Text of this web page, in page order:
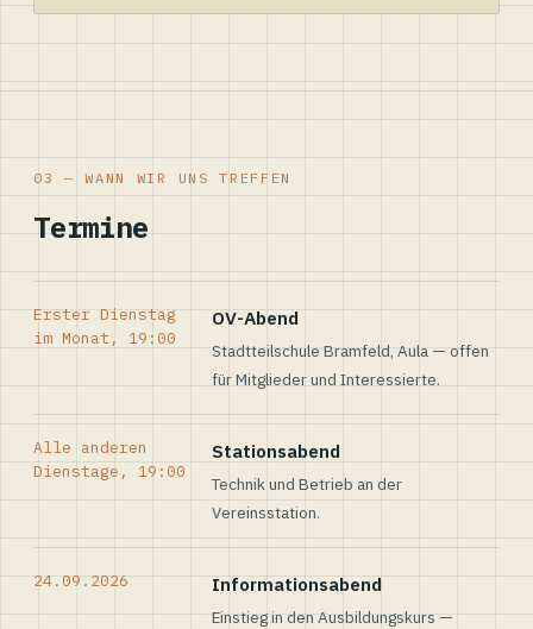
03 — WANN WIR UNS TREFFEN
Termine
Erster Dienstag
im Monat, 19:00
OV-Abend
Stadtteilschule Bramfeld, Aula — offen
für Mitglieder und Interessierte.
Alle anderen
Dienstage, 19:00
Stationsabend
Technik und Betrieb an der
Vereinsstation.
24.09.2026 Informationsabend
Einstieg in den Ausbildungskurs —